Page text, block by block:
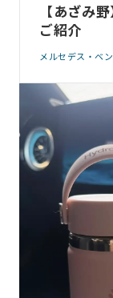
【あざみ
ご紹介
メルセデス・ベ